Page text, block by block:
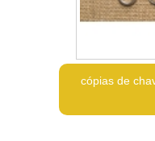
cópias de